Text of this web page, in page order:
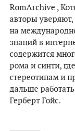
RomArchive ,
авторы
на
знаний в
содержится
рома и синти,
стереотипам и
дальше
Герберт Гойс.